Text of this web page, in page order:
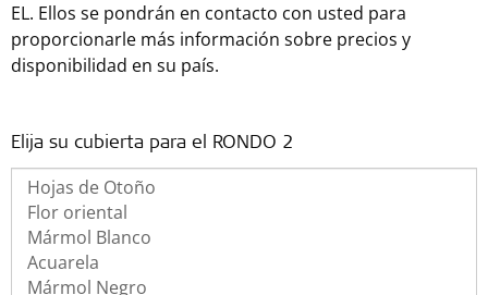
EL. Ellos se pondrán en contacto con usted para
proporcionarle más información sobre precios y
disponibilidad en su país.
Elija su cubierta para el RONDO 2